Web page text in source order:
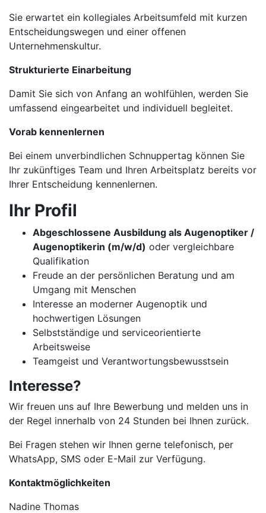
Sie erwartet ein kollegiales Arbeitsumfeld mit kurzen
Entscheidungswegen und einer offenen
Unternehmenskultur.
Strukturierte Einarbeitung
Damit Sie sich von Anfang an wohlfühlen, werden Sie
umfassend eingearbeitet und individuell begleitet.
Vorab kennenlernen
Bei einem unverbindlichen Schnuppertag können Sie
Ihr zukünftiges Team und Ihren Arbeitsplatz bereits vor
Ihrer Entscheidung kennenlernen.
Ihr Profil
Abgeschlossene Ausbildung als Augenoptiker /
Augenoptikerin (m/w/d) oder vergleichbare
Qualifikation
Freude an der persönlichen Beratung und am
Umgang mit Menschen
Interesse an moderner Augenoptik und
hochwertigen Lösungen
Selbstständige und serviceorientierte
Arbeitsweise
Teamgeist und Verantwortungsbewusstsein
Interesse?
Wir freuen uns auf Ihre Bewerbung und melden uns in
der Regel innerhalb von 24 Stunden bei Ihnen zurück.
Bei Fragen stehen wir Ihnen gerne telefonisch, per
WhatsApp, SMS oder E-Mail zur Verfügung.
Kontaktmöglichkeiten
Nadine Thomas